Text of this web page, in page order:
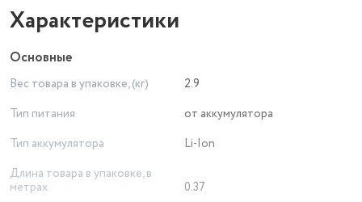
небольшие размеры и вес, что позволяет использовать ее в
труднодоступных местах и при выполнении работ на
высоте. Благодаря использованию аккумуляторной батареи,
электросети и может работать на протяжении
длительного времени без подзарядки.
Характеристики
Основные
Вес товара в упаковке, (кг)
2.9
Тип питания
от аккумулятора
Тип аккумулятора
Li-Ion
Длина товара в упаковке, в
метрах
0.37